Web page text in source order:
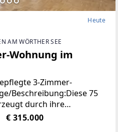
Heute
AM WÖRTHER SEE
Wohnung im
3-Zimmer-
Beschreibung:Diese 75
durch ihre
und ihre
von Velden. Zwei
€ 315.000